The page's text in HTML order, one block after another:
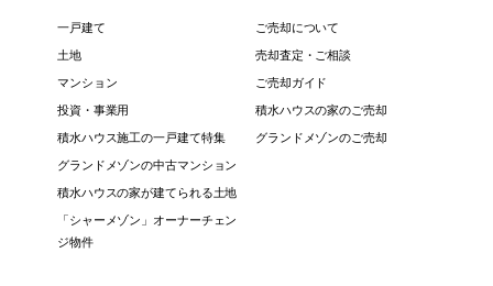
一戸建て
土地
マンション
投資・事業用
積水ハウス施工の一戸建て特集
グランドメゾンの中古マンション
積水ハウスの家が建てられる土地
「シャーメゾン」オーナーチェン
ジ物件
ご売却について
売却査定・ご相談
ご売却ガイド
積水ハウスの家のご売却
グランドメゾンのご売却